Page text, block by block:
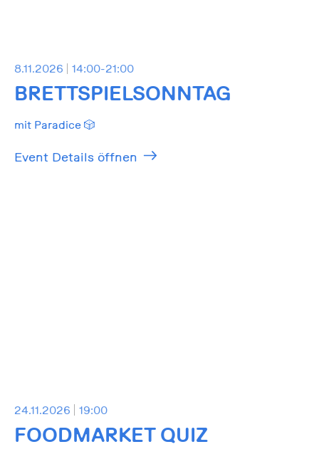
8.11.2026 14:00-21:00
BRETTSPIELSONNTAG
mit Paradice 🎲
Event Details öffnen
24.11.2026 19:00
FOODMARKET QUIZ